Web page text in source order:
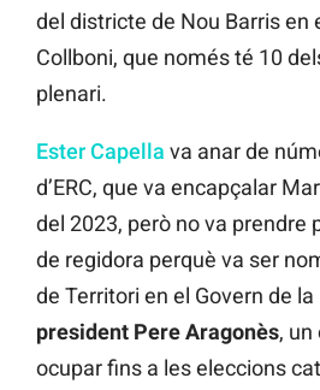
del districte de Nou Barris en
Collboni, que només té 10
plenari.
Ester Capella va anar de
d’ERC, que va encapçalar
del 2023, però no va prendre
de regidora perquè va ser
de Territori en el Govern de
president Pere Aragonès, un
ocupar fins a les eleccions